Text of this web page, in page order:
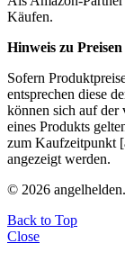
Käufen.
Hinweis zu
Sofern
entsprechen diese
können sich auf der
eines Produkts
zum Kaufzeitpunkt
angezeigt werden.
© 2026
Back to Top
Close